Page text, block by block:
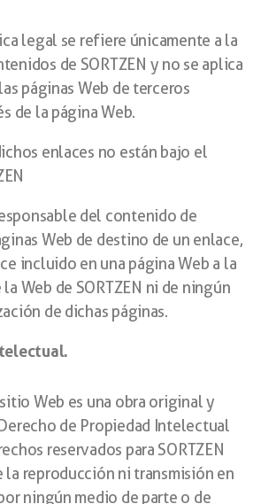
legal se refiere únicamente a la
de SORTZEN y no se aplica
páginas Web de terceros
de la página Web.
enlaces no están bajo el
del contenido de
Web de destino de un enlace,
incluido en una página Web a la
Web de SORTZEN ni de ningún
de dichas páginas.
Web es una obra original y
de Propiedad Intelectual
reservados para SORTZEN
la reproducción ni transmisión en
ningún medio de parte o de